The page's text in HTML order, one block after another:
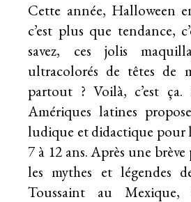
Cette année, Halloween
c’est plus que tendance,
savez, ces jolis
ultracolorés de têtes de
partout ? Voilà, c’est
Amériques latines
ludique et didactique pour
7 à 12 ans. Après une
les mythes et légendes
Toussaint au